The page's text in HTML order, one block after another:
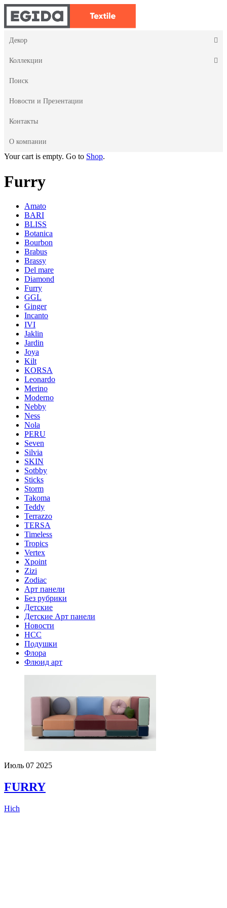
Декор
Коллекции
Поиск
Новости и Презентации
Контакты
О компании
Your cart is empty. Go to Shop.
Furry
Amato
BARI
BLISS
Botanica
Bourbon
Brabus
Brassy
Del mare
Diamond
Furry
GGL
Ginger
Incanto
IVI
Jaklin
Jardin
Joya
Kilt
KORSA
Leonardo
Merino
Moderno
Nebby
Ness
Nola
PERU
Seven
Silvia
SKIN
Sotbby
Sticks
Storm
Takoma
Teddy
Terrazzo
TERSA
Timeless
Tropics
Vertex
Xpoint
Zizi
Zodiac
Арт панели
Без рубрики
Детские
Детские Арт панели
Новости
НСС
Подушки
Флора
Флюид арт
Июль 07 2025
FURRY
Hich